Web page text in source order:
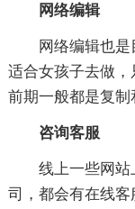
网络编辑
网络编辑也
适合女孩子去做，
前期一般都是复制
咨询客服
线上一些网
司，都会有在线